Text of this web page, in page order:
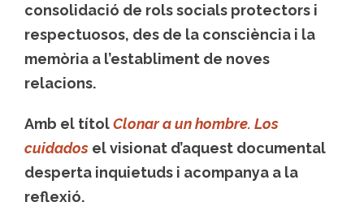
consolidació de rols socials protectors i
respectuosos, des de la consciència i la
memòria a l’establiment de noves
relacions.
Amb el títolClonar a un hombre. Los
cuidados el visionat d’aquest documental
desperta inquietuds i acompanya a la
reflexió.